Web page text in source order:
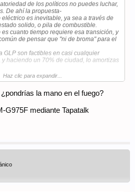
de los políticos no puedes luchar,
De ahí la propuesta-
es inevitable, ya sea a través de
solido, o pila de combustible.
cuanto tiempo requiere esa transición, y
de pensar que "ni de broma" para el
GLP son factibles en casi cualquier
haciendo un 70% de ciudad, lo amortizas
reinventar la rueda, tan solo ver lo que han
hasta que han aparecido las
Haz clic para expandir...
la mano en el fuego?
G975F mediante Tapatalk